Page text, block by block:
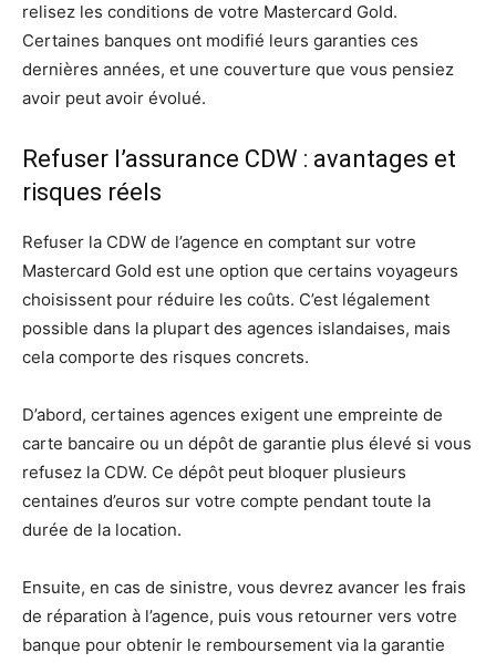
relisez les conditions de votre Mastercard Gold.
Certaines banques ont modifié leurs garanties ces
dernières années, et une couverture que vous pensiez
avoir peut avoir évolué.
Refuser l’assurance CDW : avantages et
risques réels
Refuser la CDW de l’agence en comptant sur votre
Mastercard Gold est une option que certains voyageurs
choisissent pour réduire les coûts. C’est légalement
possible dans la plupart des agences islandaises, mais
cela comporte des risques concrets.
D’abord, certaines agences exigent une empreinte de
carte bancaire ou un dépôt de garantie plus élevé si vous
refusez la CDW. Ce dépôt peut bloquer plusieurs
centaines d’euros sur votre compte pendant toute la
durée de la location.
Ensuite, en cas de sinistre, vous devrez avancer les frais
de réparation à l’agence, puis vous retourner vers votre
banque pour obtenir le remboursement via la garantie